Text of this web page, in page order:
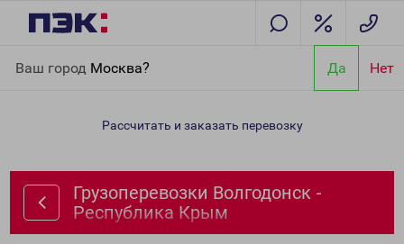
Ваш город Москва? Да Нет
Республика Крым
Рассчитать и заказать перевозку
Грузоперевозки Волгодонск -
Республика Крым